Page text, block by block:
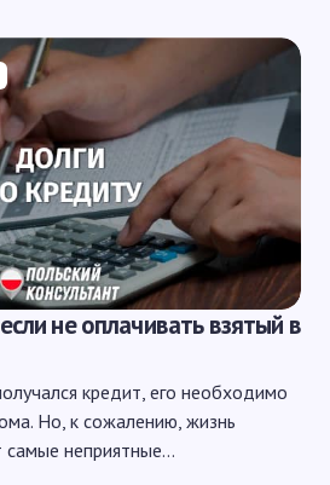
не оплачивать взятый в
кредит, его необходимо
Но, к сожалению, жизнь
самые неприятные…